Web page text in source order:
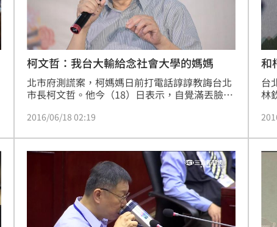
柯文哲：我台大輸給念社會大學的媽媽
北市府測謊案，柯媽媽日前打電話諄諄教誨台北
市長柯文哲。他今（18）日表示，自覺滿丟臉
想不到自己念台大卻輸給念社會大學的柯媽媽。
2016/06/18 02:19
和
台
林
上